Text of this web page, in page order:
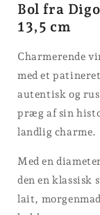
Bol fra
13,5 cm
Charmerende
med et
autentisk og
præg af sin
landlig charme.
Med en
den en klassisk
lait,